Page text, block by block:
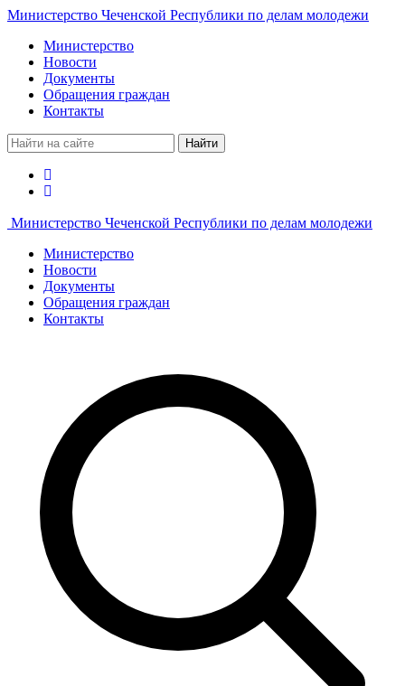
Министерство Чеченской Республики по делам молодежи
Министерство
Новости
Документы
Обращения граждан
Контакты
Найти
Министерство Чеченской Республики по делам молодежи
Министерство
Новости
Документы
Обращения граждан
Контакты